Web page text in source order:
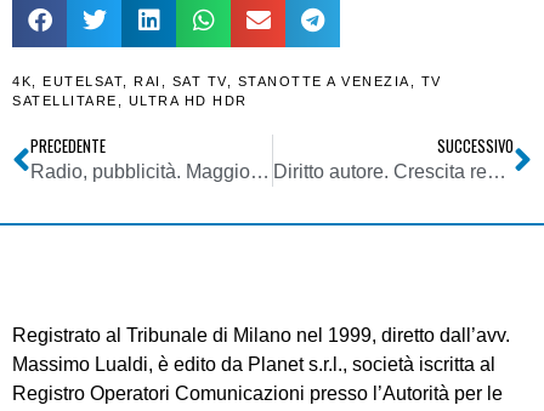
4K EUTELSAT RAI SAT TV, STANOTTE A VENEZIA
TV
SATELLITARE
ULTRA HD HDR
PRECEDENTE
Radio, pubblicità. Maggio a gonfie vele: nazionale a quasi +15%
SUCCESSIVO
Diritto autore. Crescita record fatturato SIAE nel 2016: 786 mln di euro
Registrato al Tribunale di Milano nel 1999, diretto dall’avv.
Massimo Lualdi, è edito da Planet s.r.l., società iscritta al
Registro Operatori Comunicazioni presso l’Autorità per le